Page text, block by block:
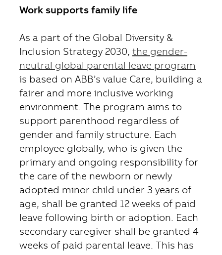
Work supports family life
As a part of the Global Diversity &
Inclusion Strategy 2030, the gender-
neutral global parental leave program
is based on ABB’s value Care, building a
fairer and more inclusive working
environment. The program aims to
support parenthood regardless of
gender and family structure. Each
employee globally, who is given the
primary and ongoing responsibility for
the care of the newborn or newly
adopted minor child under 3 years of
age, shall be granted 12 weeks of paid
leave following birth or adoption. Each
secondary caregiver shall be granted 4
weeks of paid parental leave. This has